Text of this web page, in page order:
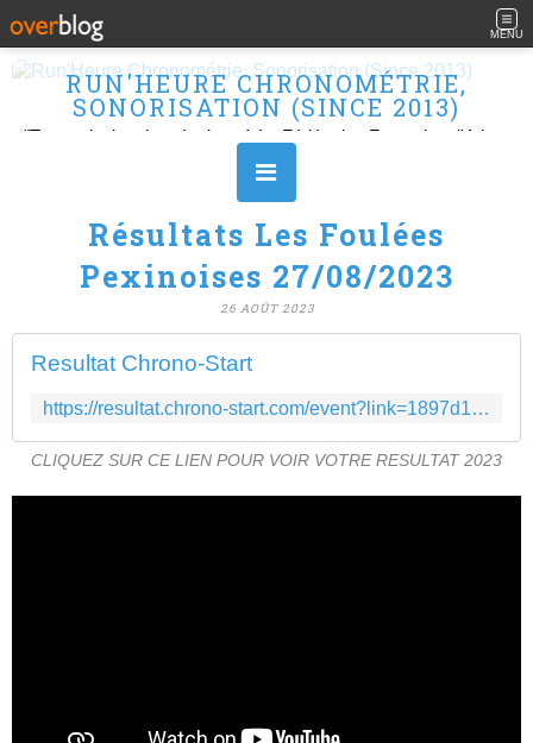
MENU
RUN'HEURE CHRONOMÉTRIE,
SONORISATION (SINCE 2013)
Résultats Les Foulées
Pexinoises 27/08/2023
26 AOÛT 2023
Resultat Chrono-Start
https://resultat.chrono-start.com/event?link=1897d162d39e5b9fefe8122a63f93eed
CLIQUEZ SUR CE LIEN POUR VOIR VOTRE RESULTAT 2023